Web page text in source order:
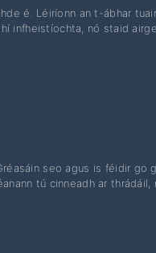
é. Léiríonn an t-ábhar
infheistíochta, nó staid
seo agus is féidir go
tú cinneadh ar